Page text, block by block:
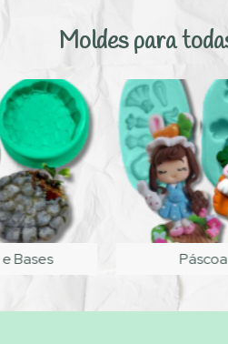
Moldes para
Bases Páscoa